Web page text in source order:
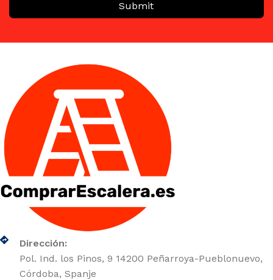
Submit
Dirección:
Pol. Ind. los Pinos, 9 14200 Peñarroya-Pueblonuevo,
Córdoba, Spanje